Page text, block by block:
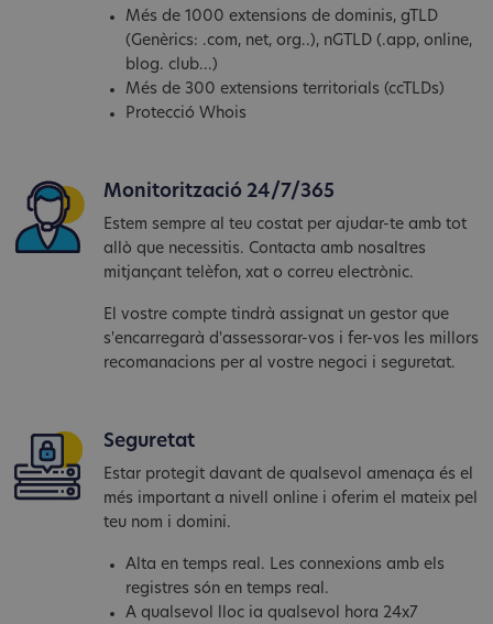
Més de 1000 extensions de dominis, gTLD
(Genèrics: .com, net, org..), nGTLD (.app, online,
blog. club...)
Més de 300 extensions territorials (ccTLDs)
Protecció Whois
Monitorització 24/7/365
Estem sempre al teu costat per ajudar-te amb tot
allò que necessitis. Contacta amb nosaltres
mitjançant telèfon, xat o correu electrònic.
El vostre compte tindrà assignat un gestor que
s'encarregarà d'assessorar-vos i fer-vos les millors
recomanacions per al vostre negoci i seguretat.
Seguretat
Estar protegit davant de qualsevol amenaça és el
més important a nivell online i oferim el mateix pel
teu nom i domini.
Alta en temps real. Les connexions amb els
registres són en temps real.
A qualsevol lloc ia qualsevol hora 24x7